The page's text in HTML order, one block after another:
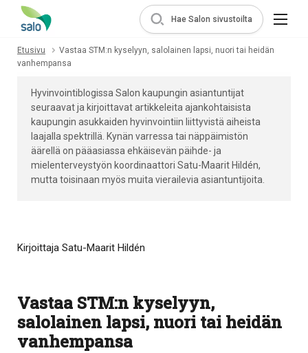
Hae Salon sivustoilta
Etusivu
Vastaa STM:n kyselyyn, salolainen lapsi, nuori tai heidän
vanhempansa
Hyvinvointiblogissa Salon kaupungin asiantuntijat
seuraavat ja kirjoittavat artikkeleita ajankohtaisista
kaupungin asukkaiden hyvinvointiin liittyvistä aiheista
laajalla spektrillä. Kynän varressa tai näppäimistön
äärellä on pääasiassa ehkäisevän päihde- ja
mielenterveystyön koordinaattori Satu-Maarit Hildén,
mutta toisinaan myös muita vierailevia asiantuntijoita.
Kirjoittaja Satu-Maarit Hildén
Vastaa STM:n kyselyyn,
salolainen lapsi, nuori tai heidän
vanhempansa